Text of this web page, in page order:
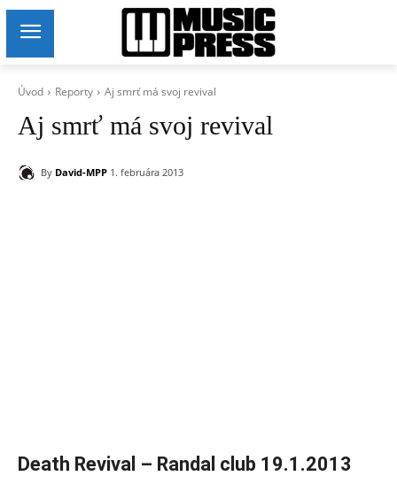
Úvod Reporty Aj smrť má svoj revival
Aj smrť má svoj revival
By David-MPP 1. februára 2013
Death Revival – Randal club 19.1.2013